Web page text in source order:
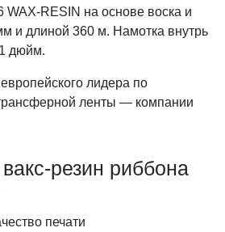
WAX-RESIN на основе воска и
и длиной 360 м. Намотка внутрь
дюйм.
лидера по
ленты — компании
резин риббона
печати